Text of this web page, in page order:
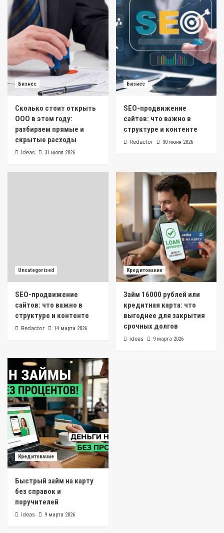
Бизнес
Сколько стоит открыть
ООО в этом году:
разбираем прямые и
скрытые расходы
ideas 31 июля 2026
Бизнес
SEO-продвижение
сайтов: что важно в
структуре и контенте
Redactor 30 июня 2026
Uncategorised
SEO-продвижение
сайтов: что важно в
структуре и контенте
Redactor 14 марта 2026
Кредитование
Займ 16000 рублей или
кредитная карта: что
выгоднее для закрытия
срочных долгов
ideas 9 марта 2026
Кредитование
Быстрый займ на карту
без справок и
поручителей
ideas 9 марта 2026